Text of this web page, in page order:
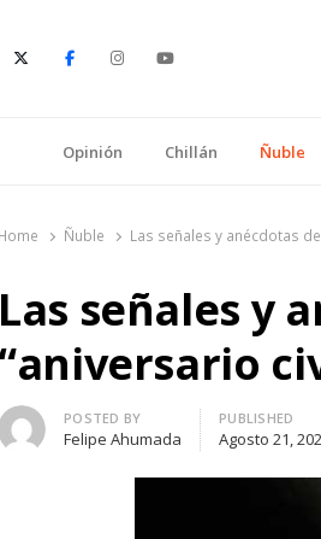
Opinión Chillán Ñuble
Home Ñuble Las señales y anécdotas
Las señales y
Author
POSTED BY
Felipe Ahumada
PUBLISHED
Agosto 21,